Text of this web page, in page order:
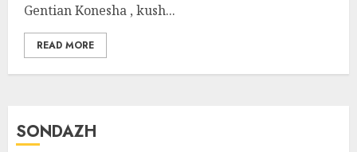
Gentian Konesha , kush...
READ MORE
SONDAZH